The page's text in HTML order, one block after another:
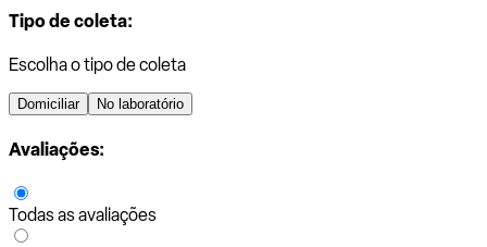
Tipo de coleta:
Escolha o tipo de coleta
Domiciliar No laboratório
Avaliações:
Todas as avaliações